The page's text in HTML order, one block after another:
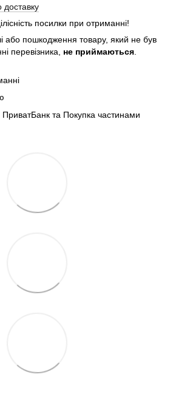
доставку
посилки при отриманні!
або пошкодження товару, який не був
перевізника, не приймаються
та Покупка частинами